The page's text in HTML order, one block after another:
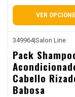
VER
349964|Salon Line
Pack
Cabello
Babosa